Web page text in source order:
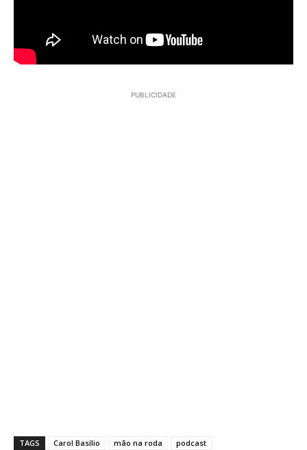
PUBLICIDADE
TAGS Carol Basílio mão na roda podcast